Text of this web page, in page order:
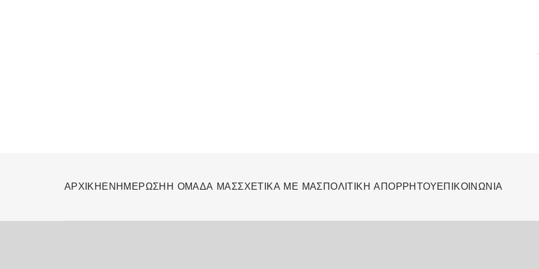
ΑΡΧΙΚΗΕΝΗΜΕΡΩΣΗΗ ΟΜΑΔΑ ΜΑΣΣΧΕΤΙΚΑ ΜΕ ΜΑΣΠΟΛΙΤΙΚΗ ΑΠΟΡΡΗΤΟΥΕΠΙΚΟΙΝΩΝΙΑ